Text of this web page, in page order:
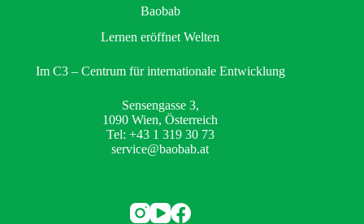
Baobab
Lernen eröffnet Welten
Im C3 – Centrum für internationale Entwicklung
Sensengasse 3,
1090 Wien, Österreich
Tel: +43 1 319 30 73
service@baobab.at